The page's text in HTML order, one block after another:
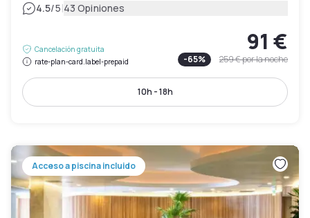
4.5/5|43 Opiniones
Cancelación gratuita
rate-plan-card.label-prepaid
91 €
-65% 259 €por la noche
10h - 18h
Acceso a piscina incluido